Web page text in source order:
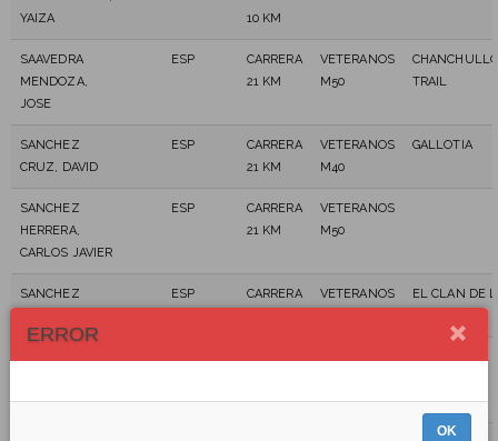
YAIZA
10 KM
SAAVEDRA
MENDOZA,
JOSE
ESP
CARRERA
21 KM
VETERANOS
M50
CHANCHULLO
TRAIL
SANCHEZ
CRUZ, DAVID
ESP
CARRERA
21 KM
VETERANOS
M40
GALLOTIA
SANCHEZ
HERRERA,
CARLOS JAVIER
ESP
CARRERA
21 KM
VETERANOS
M50
SANCHEZ
ESP
CARRERA
VETERANOS
EL CLAN DE
CANDELARIA
ERROR
OK